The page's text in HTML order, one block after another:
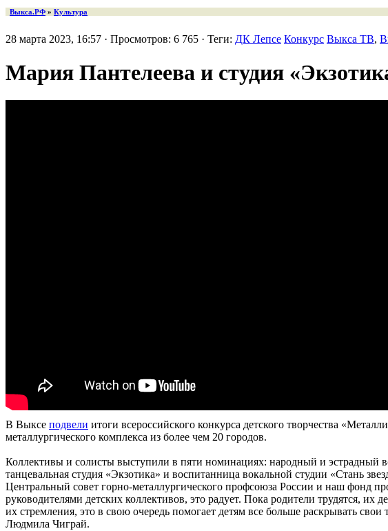
Выкса.РФ » Культура
28 марта 2023, 16:57 · Просмотров: 6 765 · Теги: ДК Лепсе Конкурс Выкса ТВ,
Мария Пантелеева и студия
В Выксе подвели итоги всероссийского конкурса детского творчества
металлургического комплекса из более чем 20 городов.
Коллективы и солисты выступили в пяти номинациях: народный и эстрадный
танцевальная студия «Экзотика» и воспитанница вокальной студии «Стань
Центральный совет горно-металлургического профсоюза России и наш фонд
руководителями детских коллективов, это радует. Пока родители трудятся,
их стремления, это в свою очередь помогает детям все больше раскрывать
Людмила Чиграй.